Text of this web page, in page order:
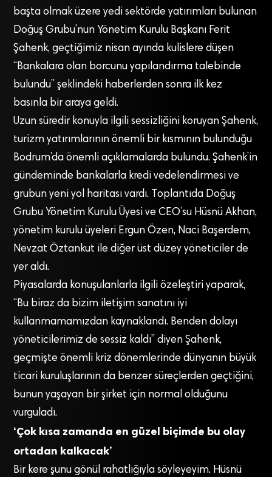
başta olmak üzere yedi sektörde yatırımları bulunan
Doğuş Grubu’nun Yönetim Kurulu Başkanı Ferit
Şahenk, geçtiğimiz nisan ayında kulislere düşen
“Bankalara olan borcunu yapılandırma talebinde
bulundu” şeklindeki haberlerden sonra ilk kez
basınla bir araya geldi.
Uzun süredir konuyla ilgili sessizliğini koruyan Şahenk,
turizm yatırımlarının önemli bir kısmının bulunduğu
Bodrum’da önemli açıklamalarda bulundu. Şahenk’in
gündeminde bankalarla kredi vedelendirmesi ve
grubun yeni yol haritası vardı. Toplantıda Doğuş
Grubu Yönetim Kurulu Üyesi ve CEO’su Hüsnü Akhan,
yönetim kurulu üyeleri Ergun Özen, Naci Başerdem,
Nevzat Öztankut ile diğer üst düzey yöneticiler de
yer aldı.
Piyasalarda konuşulanlarla ilgili özeleştiri yaparak,
“Bu biraz da bizim iletişim sanatını iyi
kullanmamamızdan kaynaklandı. Benden dolayı
yöneticilerimiz de sessiz kaldı” diyen Şahenk,
geçmişte önemli kriz dönemlerinde dünyanın büyük
ticari kuruluşlarının da benzer süreçlerden geçtiğini,
bunun yaşayan bir şirket için normal olduğunu
vurguladı.
‘Çok kısa zamanda en güzel biçimde bu olay
ortadan kalkacak’
Bir kere şunu gönül rahatlığıyla söyleyeyim. Hüsnü